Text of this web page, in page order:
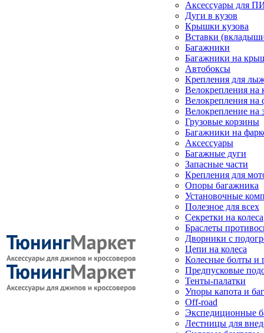
Аксессуары для
Дуги в кузов
Крышки кузова
Вставки
Багажники
Багажники на
Автобоксы
Крепления для
Велокрепления
Велокрепления на
Велокрепление на
Грузовые корзины
Багажники на
Аксессуары
Багажные дуги
Запасные части
Крепления для
Опоры багажника
Установочные
Полезное для всех
Секретки на колеса
Браслеты
Дворники с
Цепи на колеса
Колесные болты и
Предпусковые
Тенты-палатки
Упоры капота и
Off-road
Экспедиционные
Лестницы для